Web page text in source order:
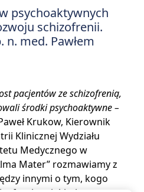
psychoaktywnych
schizofrenii.
n. med. Pawłem
pacjentów ze schizofrenią,
środki psychoaktywne –
Krukow, Kierownik
Klinicznej Wydziału
Medycznego w
Mater” rozmawiamy z
innymi o tym, kogo